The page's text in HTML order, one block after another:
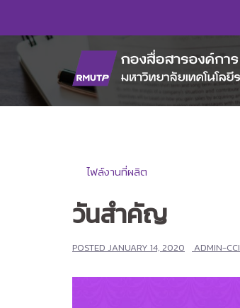
content
ไฟล์งานที่ผลิต
วันสำคัญ
POSTED JANUARY 14, 2020 ADMIN-CCI